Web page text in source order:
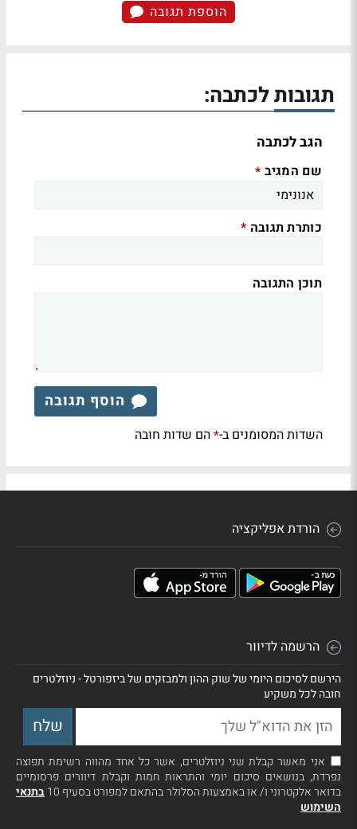
הוספת תגובה
תגובות לכתבה:
הגב לכתבה
שם המגיב *
כותרת תגובה *
תוכן התגובה
הוסף תגובה
השדות המסומנים ב-*הם שדות חובה
הורדת אפליקציה
הרשמה לדיוור
הירשם לסיכום היומי של שוק ההון ולמבזקים של ביזפורטל - ניוזלטרים
חובה לכל משקיע
אני מאשר קבלת שני ניוזלטרים, אשר כל אחד מהווה רשימת תפוצה
נפרדת, בנושאים סיכום יומי והתראות חמות וקבלת דיוורים פרסומיים
בדואר אלקטרוני ו/ או באמצעות הסלולר בהתאם למפורט בסעיף 10
בתנאי
השימוש